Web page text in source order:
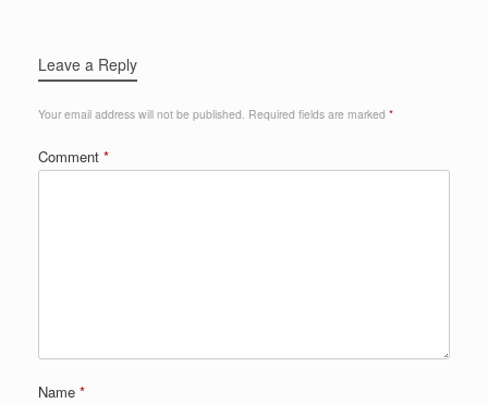
Leave a Reply
Your email address will not be published. Required fields are marked *
Comment *
Name *